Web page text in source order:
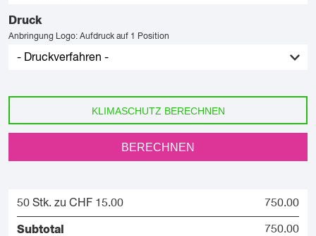
Druck
Anbringung Logo: Aufdruck auf 1 Position
KLIMASCHUTZ BERECHNEN
BERECHNEN
50 Stk. zu CHF 15.00 750.00
Subtotal
750.00